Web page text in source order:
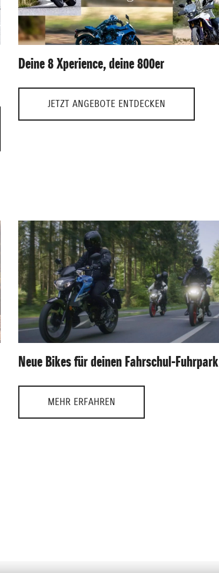
Deine 8 Xperience, deine 800er
JETZT ANGEBOTE ENTDECKEN
Neue Bikes für deinen Fahrschul-Fuhrpark
MEHR ERFAHREN